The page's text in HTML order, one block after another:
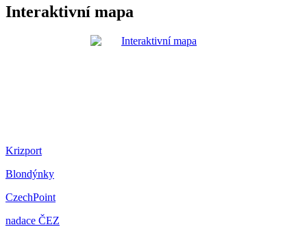
Interaktivní mapa
Krizport
Blondýnky
CzechPoint
nadace ČEZ